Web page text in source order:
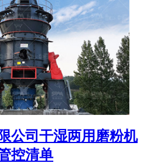
公司干湿两用磨粉机
控清单